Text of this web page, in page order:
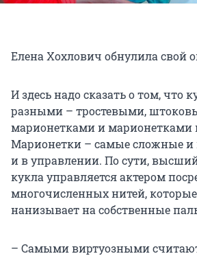
Елена Хохлович обнулила свой
И здесь надо сказать о том, что
разными – тростевыми,
марионетками и марионетками
Марионетки – самые сложные и
и в управлении. По сути,
кукла управляется актером
многочисленных нитей, которые
нанизывает на собственные
– Самыми виртуозными